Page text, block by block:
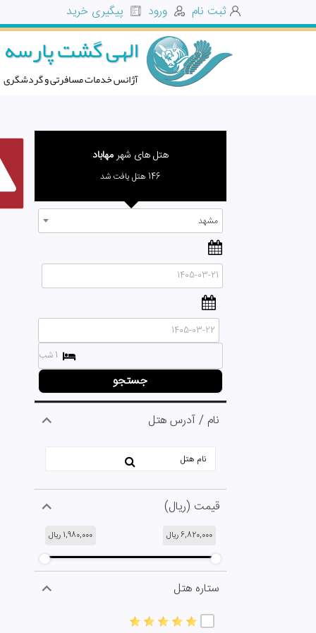
ثبت نام ورود پیگیری خرید
الهی گشت پارسه
آژانس خدمات مسافرتی و گردشگری
هتل های شهرمهاباد
146 هتل یافت شد
مشهد
1 شب
جستجو
نام / آدرس هتل
قیمت (ریال)
6,820,000ریال 1,980,000 ریال
ستاره هتل